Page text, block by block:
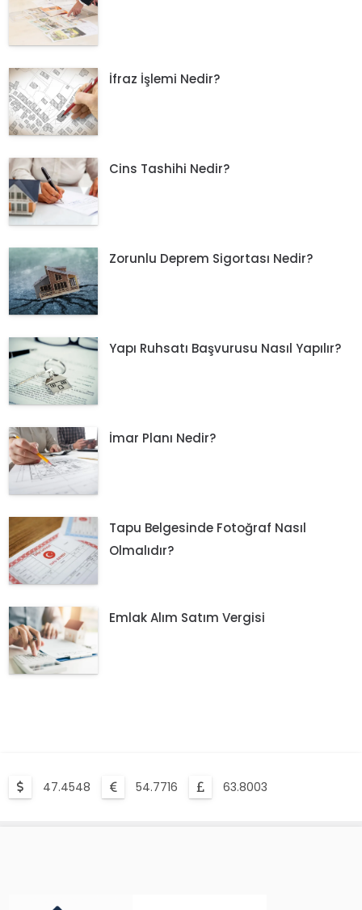
İfraz İşlemi Nedir?
Cins Tashihi Nedir?
Zorunlu Deprem Sigortası Nedir?
Yapı Ruhsatı Başvurusu Nasıl Yapılır?
İmar Planı Nedir?
Tapu Belgesinde Fotoğraf Nasıl
Olmalıdır?
Emlak Alım Satım Vergisi
47.4548 54.7716 63.8003